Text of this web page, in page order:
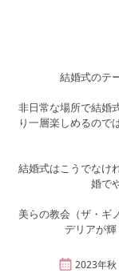
結婚式のテ
非日常な場所で結婚
り一層楽しめるので
結婚式はこうでなけ
婚で
美らの教会（ザ・ギ
デリアが輝
2023年秋